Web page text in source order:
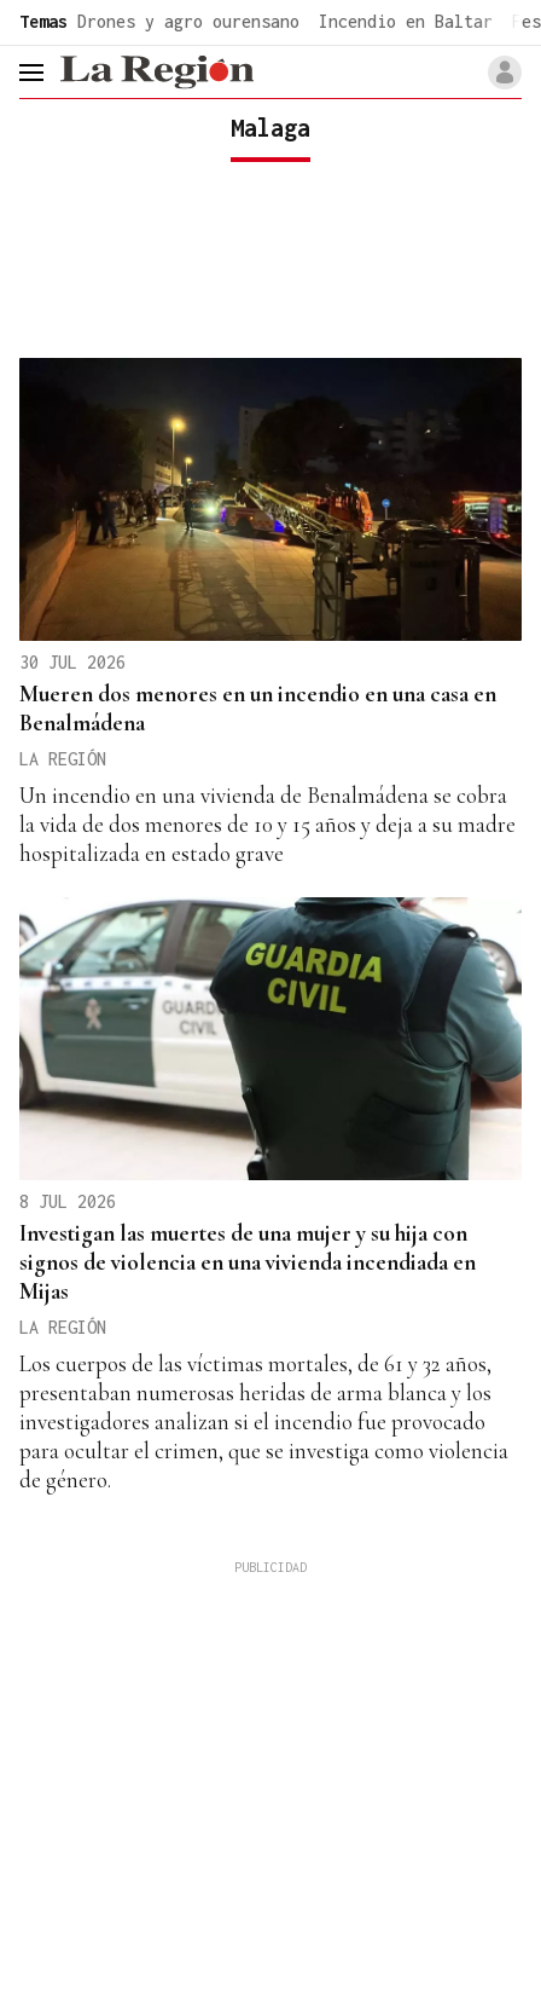
Temas Drones y agro ourensano Incendio en Baltar
header.menu.open
Malaga
30 JUL 2026
Mueren dos menores en un incendio en una casa en
Benalmádena
LA REGIÓN
Un incendio en una vivienda de Benalmádena se cobra
la vida de dos menores de 10 y 15 años y deja a su madre
hospitalizada en estado grave
8 JUL 2026
Investigan las muertes de una mujer y su hija con
signos de violencia en una vivienda incendiada en
Mijas
LA REGIÓN
Los cuerpos de las víctimas mortales, de 61 y 32 años,
presentaban numerosas heridas de arma blanca y los
investigadores analizan si el incendio fue provocado
para ocultar el crimen, que se investiga como violencia
de género.